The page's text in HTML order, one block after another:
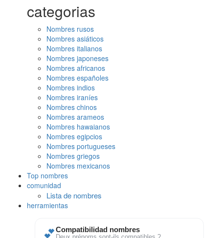
categorias
Nombres rusos
Nombres asiáticos
Nombres italianos
Nombres japoneses
Nombres africanos
Nombres españoles
Nombres indios
Nombres iraníes
Nombres chinos
Nombres arameos
Nombres hawaianos
Nombres egipcios
Nombres portugueses
Nombres griegos
Nombres mexicanos
Top nombres
comunidad
Lista de nombres
herramientas
💕Compatibilidad nombres